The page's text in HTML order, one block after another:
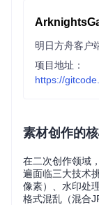
明日方舟客户
项目地址：
https://
素材创作的
在二次创作领域
遍面临三大技术
像素）、水印处
格式混乱（混合